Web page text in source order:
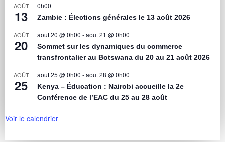
AOÛT
13
0h00
Zambie : Élections générales le 13 août 2026
AOÛT
20
août 20 @ 0h00 -août 21 @ 0h00
Sommet sur les dynamiques du commerce
transfrontalier au Botswana du 20 au 21 août 2026
AOÛT
25
août 25 @ 0h00 -août 28 @ 0h00
Kenya – Éducation : Nairobi accueille la 2e
Conférence de l’EAC du 25 au 28 août
Voir le calendrier